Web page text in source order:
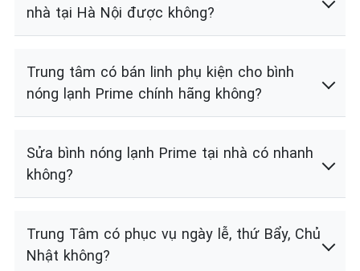
nhà tại Hà Nội được không?
Trung tâm có bán linh phụ kiện cho bình
nóng lạnh Prime chính hãng không?
Sửa bình nóng lạnh Prime tại nhà có nhanh
không?
Trung Tâm có phục vụ ngày lễ, thứ Bẩy, Chủ
Nhật không?